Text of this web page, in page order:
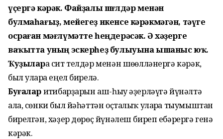
үҫергә кәрәк. Файҙалы шөғөлдәр менән
булмаһағыҙ, мейегеҙ икенсе кәрәкмәгән, тәүге
осраған мәғлүмәтте һеңдерәсәк. Ә хәҙерге
ваҡытта уның эскерһеҙ булыуына ышаныс юҡ.
Ҡуҙыларға сит телдәр менән шөғөлләнергә кәрәк,
был уларға еңел бирелә.
Буғалариғтибарҙарын аш-һыу әҙерләүгә йүнәлтә
ала, сөнки был йәһәттән оҫталыҡ уларға тыумыштан
бирелгән, хәҙер дөрөҫ йүнәлеш биреп ебәрергә генә
кәрәк.